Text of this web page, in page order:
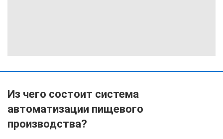
Из чего состоит система
автоматизации пищевого
производства?